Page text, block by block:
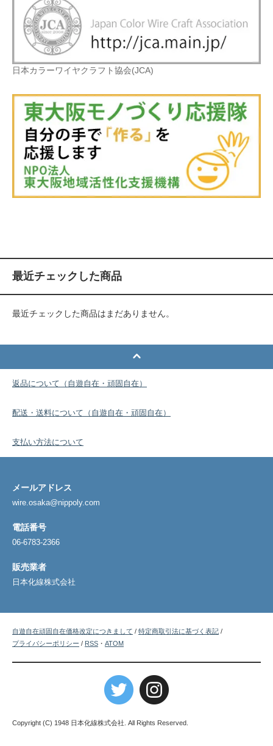
日本カラーワイヤクラフト協会(JCA)
最近チェックした商品
最近チェックした商品はまだありません。
返品について（自遊自在・頑固自在）
配送・送料について（自遊自在・頑固自在）
支払い方法について
メールアドレス
wire.osaka@nippoly.com
電話番号
06-6783-2366
販売業者
日本化線株式会社
自遊自在頑固自在価格改定につきまして / 特定商取引法に基づく表記 /
プライバシーポリシー / RSS ・ ATOM
Copyright (C) 1948 日本化線株式会社. All Rights Reserved.